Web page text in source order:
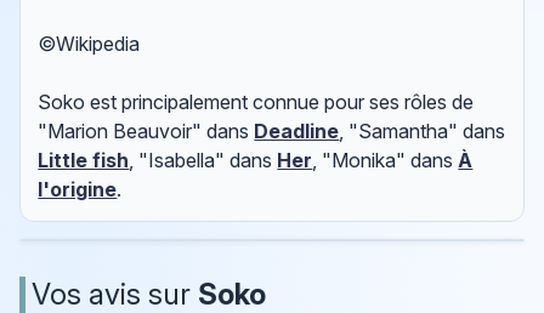
©Wikipedia
Soko est principalement connue pour ses rôles de
"Marion Beauvoir" dans Deadline, "Samantha" dans
Little fish, "Isabella" dans Her, "Monika" dansÀ
l'origine.
Vos avis sur Soko